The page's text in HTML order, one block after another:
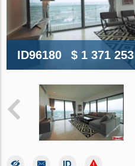
ID96180 $ 1 371 253